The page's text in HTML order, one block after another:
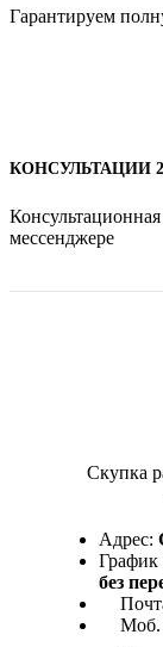
Гарантируем
КОНСУЛЬТАЦИИ
мессенджере
Скупка
Адрес:
График
без
Моб.